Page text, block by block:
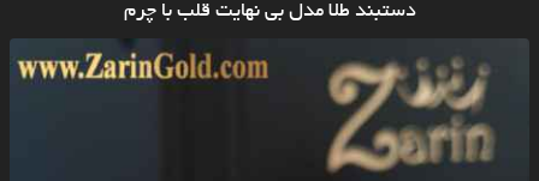
دستبند طلا مدل بی نهایت قلب با چرم